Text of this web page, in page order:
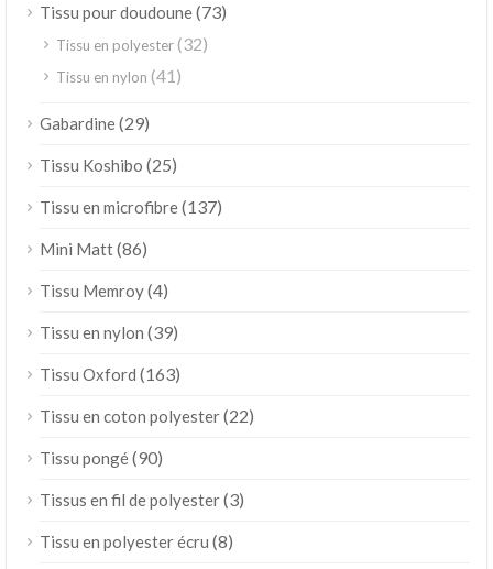
Tissu pour doudoune(73)
Tissu en polyester(32)
Tissu en nylon (41)
Gabardine(29)
Tissu Koshibo (25)
Tissu en microfibre(137)
Mini Matt(86)
Tissu Memroy(4)
Tissu en nylon (39)
Tissu Oxford (163)
Tissu en coton polyester(22)
Tissu pongé(90)
Tissus en fil de polyester(3)
Tissu en polyester écru (8)